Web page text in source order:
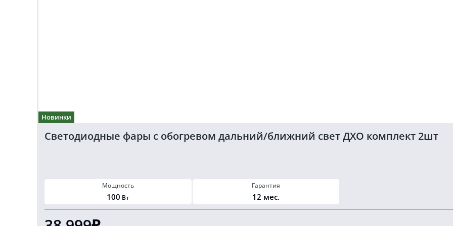
Новинки
Светодиодные фары с обогревом дальний/ближний свет ДХО комплект 2шт
Мощность
100 Вт
Гарантия
12 мес.